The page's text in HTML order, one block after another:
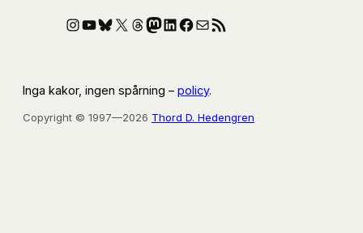
Instagram
YouTube
Bluesky
X Threads
Mastodon
LinkedIn
Facebook
E-postRSS-flöde
Inga kakor, ingen spårning – policy.
Copyright © 1997—2026 Thord D. Hedengren